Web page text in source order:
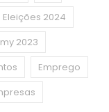
Eleições 2024
2023
Emprego